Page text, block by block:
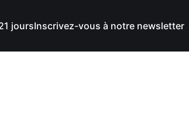
joursInscrivez-vous à notre newsletter